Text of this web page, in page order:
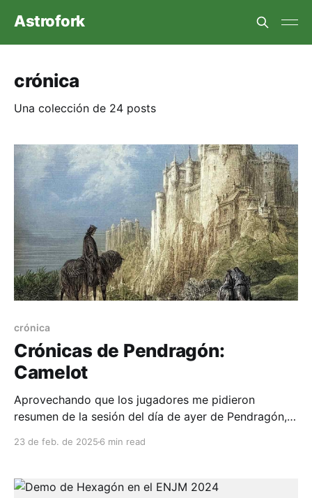
Astrofork
crónica
Una colección de 24 posts
crónica
Crónicas de Pendragón:
Camelot
Aprovechando que los jugadores me pidieron
resumen de la sesión del día de ayer de Pendragón,
sesión. Y dado que ya
23 de feb. de 2025 6 min read